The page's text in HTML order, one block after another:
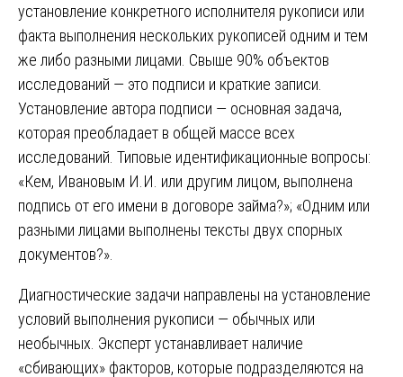
установление конкретного исполнителя рукописи или
факта выполнения нескольких рукописей одним и тем
же либо разными лицами. Свыше 90% объектов
исследований — это подписи и краткие записи.
Установление автора подписи — основная задача,
которая преобладает в общей массе всех
исследований. Типовые идентификационные вопросы:
«Кем, Ивановым И.И. или другим лицом, выполнена
подпись от его имени в договоре займа?»; «Одним или
разными лицами выполнены тексты двух спорных
документов?».
Диагностические задачи направлены на установление
условий выполнения рукописи — обычных или
необычных. Эксперт устанавливает наличие
«сбивающих» факторов, которые подразделяются на